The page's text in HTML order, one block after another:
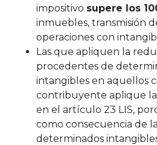
impositivo supere los
inmuebles, transmisión
operaciones con
Las que apliquen la
procedentes de
intangibles en aquellos
contribuyente aplique
en el artículo 23 LIS,
como consecuencia de
determinados